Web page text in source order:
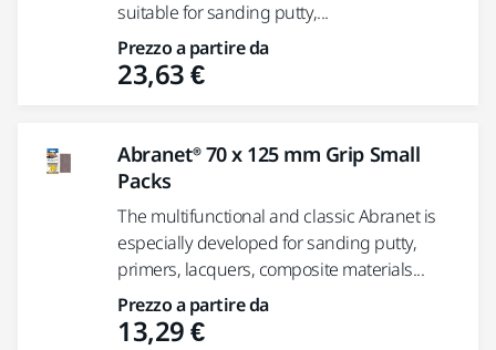
suitable for sanding putty,...
Prezzo a partire da
23,63 €
Abranet® 70 x 125 mm Grip Small
Packs
The multifunctional and classic Abranet is
especially developed for sanding putty,
primers, lacquers, composite materials...
Prezzo a partire da
13,29 €